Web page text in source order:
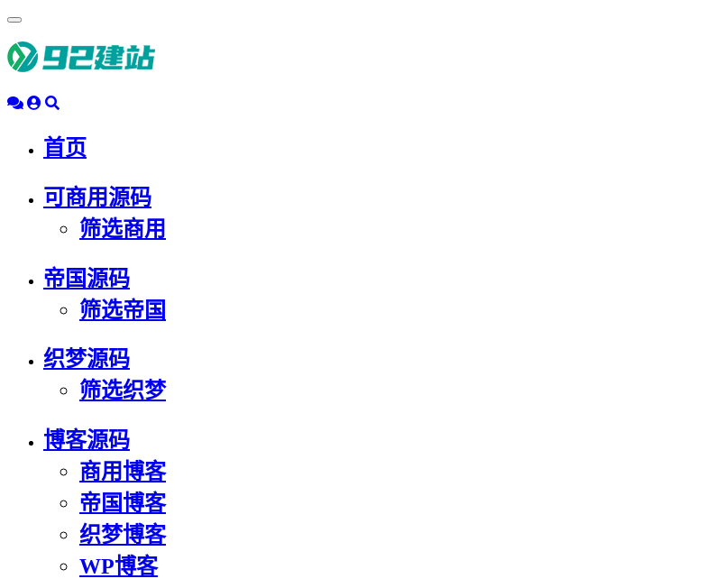
动
导
首页
可商用源码
筛选商用
帝国源码
筛选帝国
织梦源码
筛选织梦
博客源码
商用博客
帝国博客
织梦博客
WP博客